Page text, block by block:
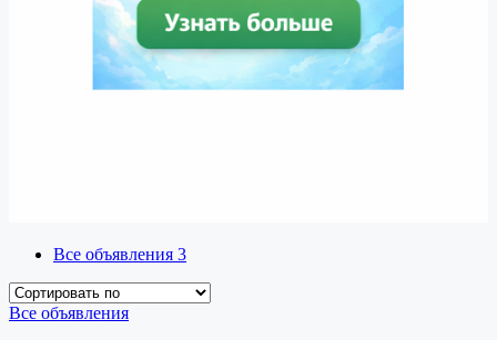
Все объявления 3
Все объявления